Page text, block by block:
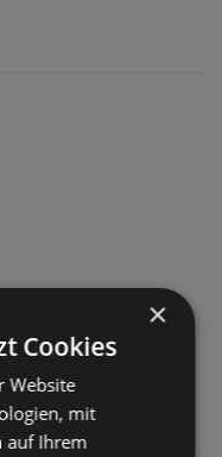
×
Cookies
Website
mit
auf Ihrem